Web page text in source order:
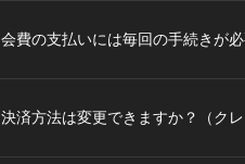
会費の支払いには毎回の手続きが
決済方法は変更できますか？（ク